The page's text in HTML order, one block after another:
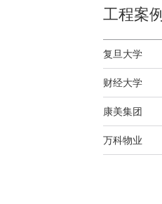
工程案例
复旦大学
财经大学
康美集团
万科物业